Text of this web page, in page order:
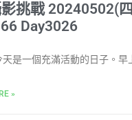
挑戰 20240502(
Day3026
是一個充滿活動的日子。早
»